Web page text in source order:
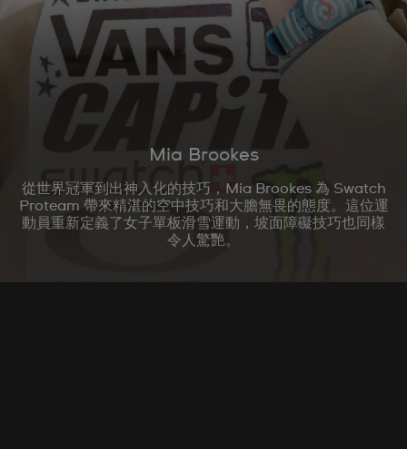
Mia Brookes
從世界冠軍到出神入化的技巧，Mia Brookes 為 Swatch
Proteam 帶來精湛的空中技巧和大膽無畏的態度。這位運
動員重新定義了女子單板滑雪運動，坡面障礙技巧也同樣
令人驚艷。